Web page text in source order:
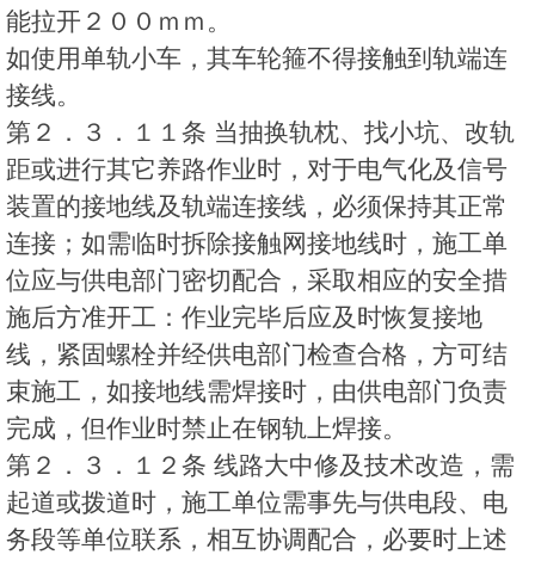
能拉开２００ｍｍ。
如使用单轨小车，其车轮箍不得接触到轨端连
接线。
第２．３．１１条 当抽换轨枕、找小坑、改轨
距或进行其它养路作业时，对于电气化及信号
装置的接地线及轨端连接线，必须保持其正常
连接；如需临时拆除接触网接地线时，施工单
位应与供电部门密切配合，采取相应的安全措
施后方准开工：作业完毕后应及时恢复接地
线，紧固螺栓并经供电部门检查合格，方可结
束施工，如接地线需焊接时，由供电部门负责
完成，但作业时禁止在钢轨上焊接。
第２．３．１２条 线路大中修及技术改造，需
起道或拨道时，施工单位需事先与供电段、电
务段等单位联系，相互协调配合，必要时上述